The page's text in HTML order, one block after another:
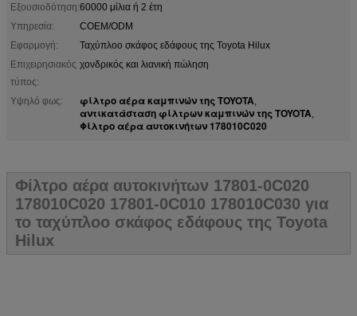
Εξουσιοδότηση:60000 μίλια ή 2 έτη
Υπηρεσία:
COEM/ODM
Εφαρμογή:
Ταχύπλοο σκάφος εδάφους της Toyota Hilux
Επιχειρησιακός
τύπος:
χονδρικός και λιανική πώληση
Υψηλό φως: φίλτρο αέρα καμπινών της TOYOTA,
αντικατάσταση φίλτρων καμπινών της TOYOTA,
Φίλτρο αέρα αυτοκινήτων 178010C020
Φίλτρο αέρα αυτοκινήτων 17801-0C020
178010C020 17801-0C010 178010C030 για
το ταχύπλοο σκάφος εδάφους της Toyota
Hilux